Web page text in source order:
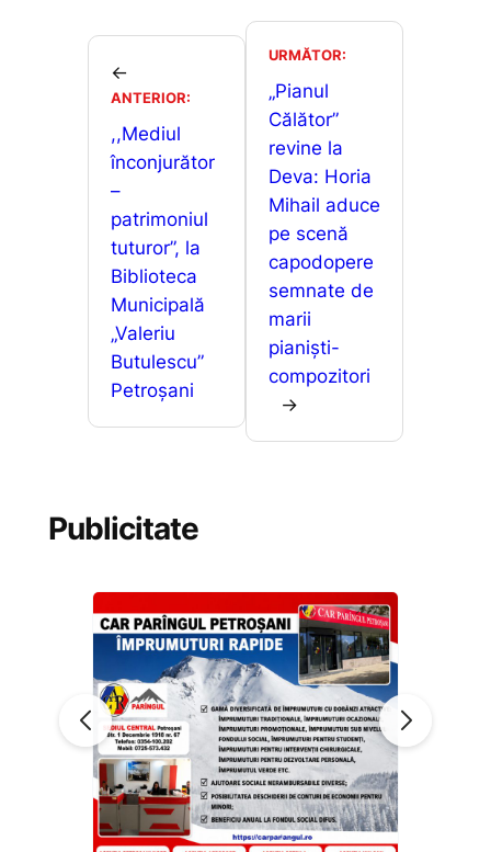
o
o
k
s
A
p
p
s
e
er
ta
a
z
ă
←
ANTERIOR:
,,Mediul
înconjurător
–
patrimoniul
tuturor”, la
Biblioteca
Municipală
„Valeriu
Butulescu”
Petroșani
URMĂTOR:
„Pianul
Călător”
revine la
Deva: Horia
Mihail aduce
pe scenă
capodopere
semnate de
marii
pianiști-
compozitori
→
Publicitate